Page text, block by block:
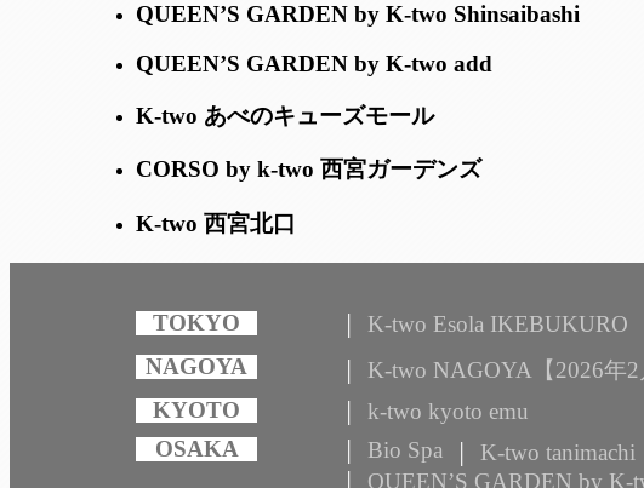
QUEEN’S GARDEN by K-two Shinsaibashi
QUEEN’S GARDEN by K-two add
K-two あべのキューズモール
CORSO by k-two 西宮ガーデンズ
K-two 西宮北口
K-two Esola IKEBUKURO
K-two NAGOYA【2026年2
k-two kyoto emu
Bio Spa
K-two tanimachi
QUEEN’S GARDEN by K-